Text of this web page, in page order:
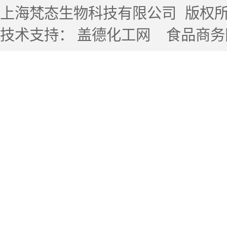
上海梵态生物科技有限公司
版权
技术支持： 盖德化工网 食品商